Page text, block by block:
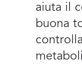
aiuta il
buona